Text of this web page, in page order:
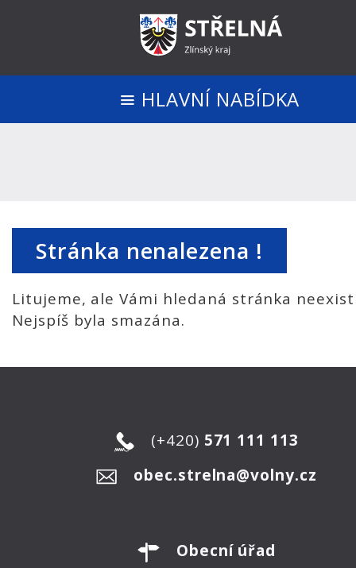
HLAVNÍ NABÍDKA
Stránka nenalezena !
Litujeme, ale Vámi hledaná stránka
Nejspíš byla smazána.
(+420) 571 111 113
obec.strelna@volny.cz
Obecní úřad